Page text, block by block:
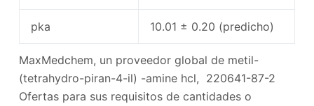
pka 10.01 ± 0.20 (predicho)
MaxMedchem, un proveedor global de metil-
(tetrahydro-piran-4-il) -amine hcl, 220641-87-2
Ofertas para sus requisitos de cantidades o